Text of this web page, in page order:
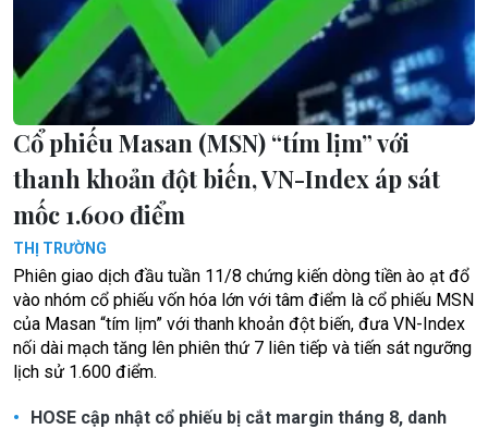
Cổ phiếu Masan (MSN) “tím lịm” với
thanh khoản đột biến, VN-Index áp sát
mốc 1.600 điểm
THỊ TRƯỜNG
Phiên giao dịch đầu tuần 11/8 chứng kiến dòng tiền ào ạt đổ
vào nhóm cổ phiếu vốn hóa lớn với tâm điểm là cổ phiếu MSN
của Masan “tím lịm” với thanh khoản đột biến, đưa VN-Index
nối dài mạch tăng lên phiên thứ 7 liên tiếp và tiến sát ngưỡng
lịch sử 1.600 điểm.
HOSE cập nhật cổ phiếu bị cắt margin tháng 8, danh